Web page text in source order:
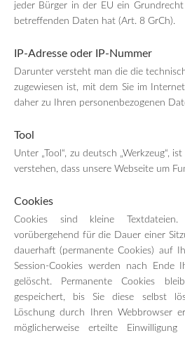
jeder Bürger in der EU ein
betreffenden Daten hat (Art. 8 GrCh).
IP-Adresse oder IP-Nummer
Darunter versteht man die die
zugewiesen ist, mit dem Sie im
daher zu Ihren personenbezogenen
Tool
Unter „Tool“, zu deutsch „Werkzeug“,
verstehen, dass unsere Webseite um
Cookies
Cookies sind kleine
vorübergehend für die Dauer einer
dauerhaft (permanente Cookies) auf
Session-Cookies werden nach Ende
gelöscht. Permanente Cookies
gespeichert, bis Sie diese selbst
Löschung durch Ihren Webbrowser
möglicherweise erteilte